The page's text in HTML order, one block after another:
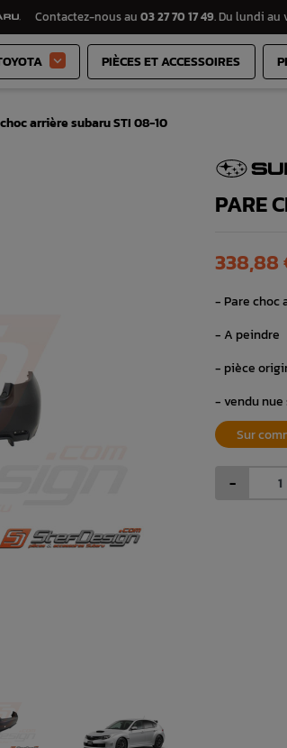
Contactez-nous au 03 27 70 17 49. Du lundi au
 PIÈCES ET ACCESSOIRES
arrière subaru STI 08-10
PARE
338,88
- Pare choc
- A peindre
- pièce
- vendu nue
Sur
-